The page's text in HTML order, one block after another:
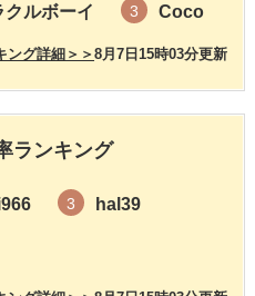
クルボーイ 3 Coco
8月7日15時03分更新
ング詳細＞＞
ランキング
3 hal39